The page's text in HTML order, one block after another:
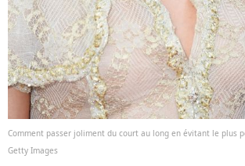
Comment passer joliment du court au long en évitant le plus
Getty Images